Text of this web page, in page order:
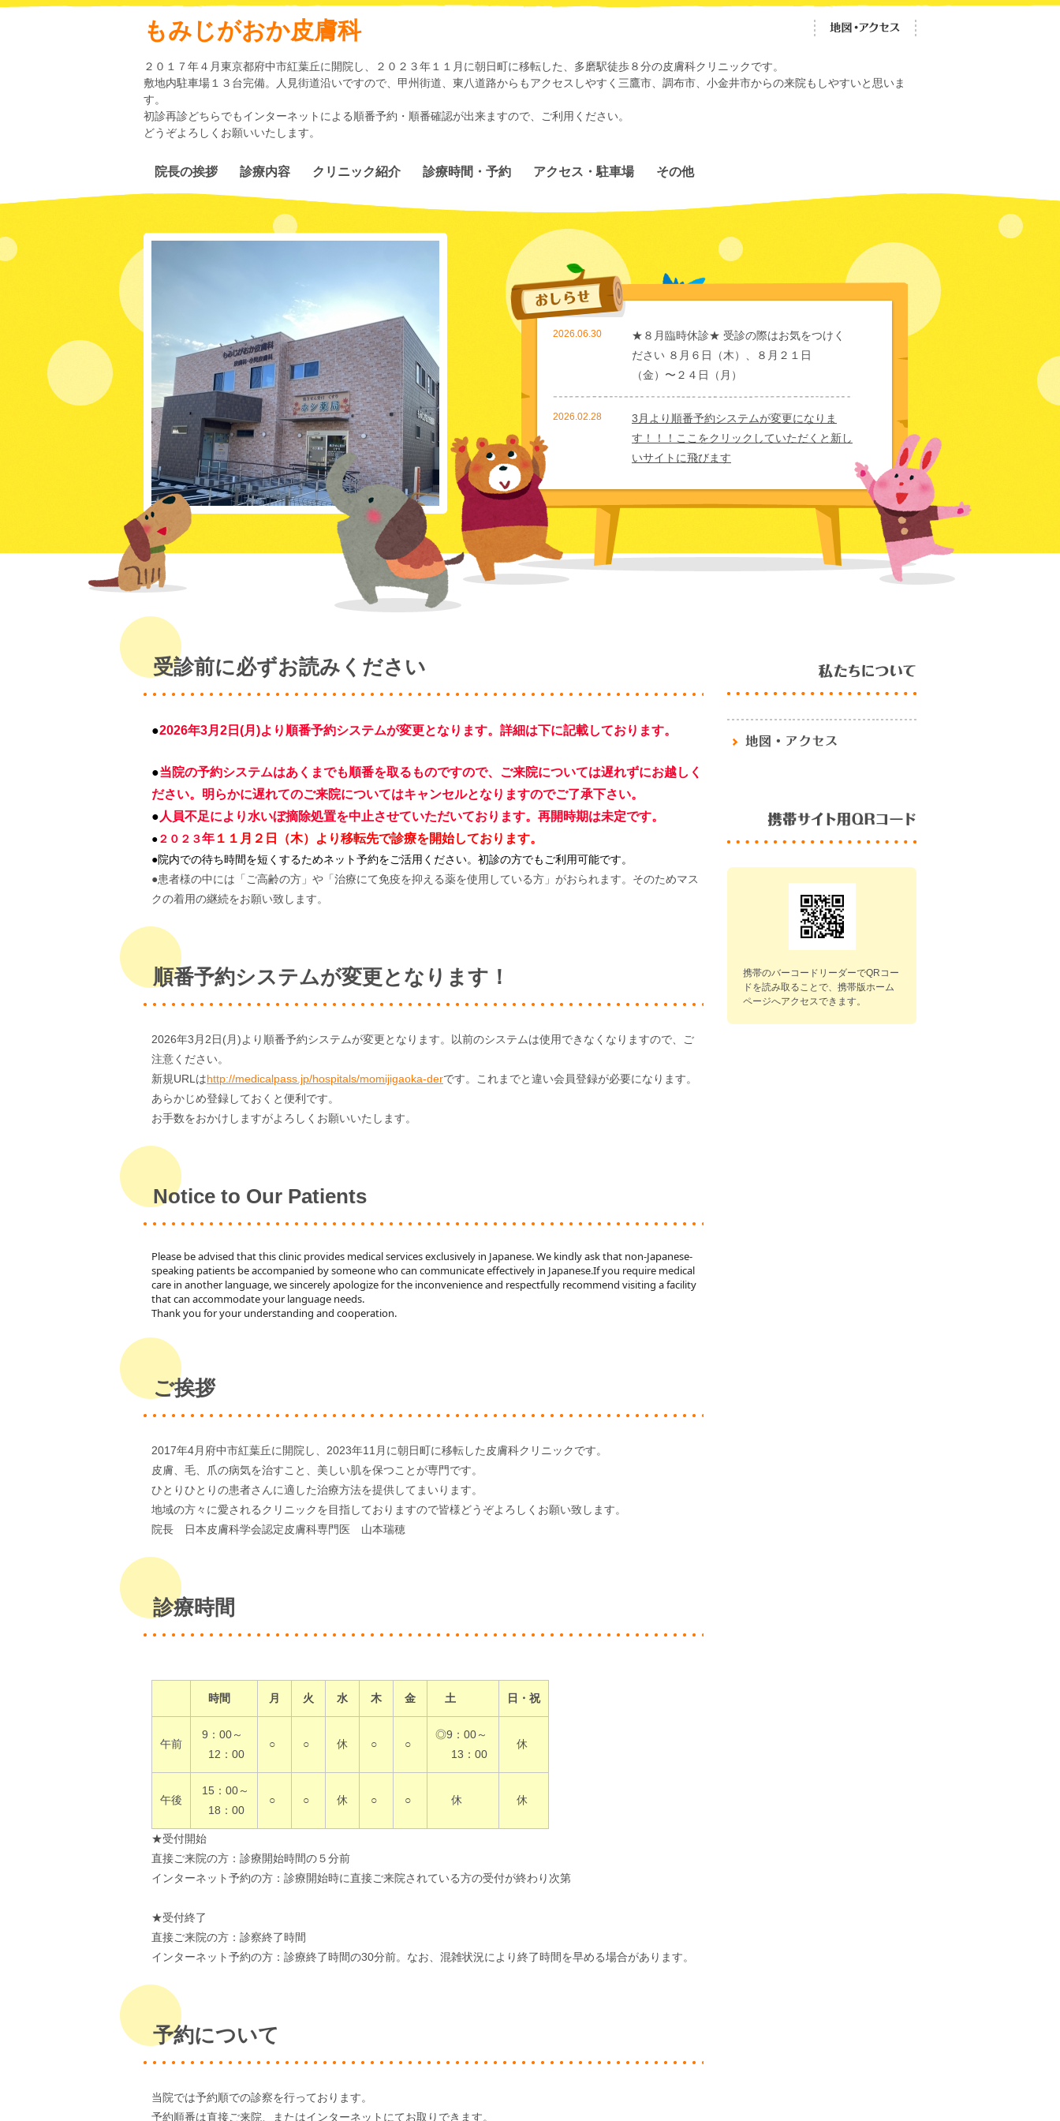
もみじがおか皮膚科
２０１７年４月東京都府中市紅葉丘に開院し、２０２３年１１月に朝日町に移転した、多磨駅徒歩８分の皮膚科クリニックです。
敷地内駐車場１３台完備。人見街道沿いですので、甲州街道、東八道路からもアクセスしやすく三鷹市、調布市、小金井市からの来院もしやすいと思いま
す。
初診再診どちらでもインターネットによる順番予約・順番確認が出来ますので、ご利用ください。
どうぞよろしくお願いいたします。
院長の挨拶 診療内容 クリニック紹介 診療時間・予約 アクセス・駐車場 その他
2026.06.30
★８月臨時休診★ 受診の際はお気をつけく
ださい ８月６日（木）、８月２１日
（金）〜２４日（月）
2026.02.28
3月より順番予約システムが変更になりま
す！！！ここをクリックしていただくと新し
いサイトに飛びます
院せず、電話にてお問い合わせください。
2025.12.02
2026年3月2日(月)より順番予約システムが
す。再開時期は未定です。
2025.07.15
当院の予約システムはあくまでも順番を取る
越しください。明らかに遅れてのご来院につ
いてはキャンセルとなりますのでご了承下さ
しても同様にキャンセルとなりますのでご了
承ください。
ザガーロの価格を１ヶ月分￥１００００円に
１１月２日（木）より移転先で診療を開始い
販売を10月24日を持ちまして終了させてい
い】を必ずお読みください
受診前に必ずお読みください
●2026年3月2日(月)より順番予約システムが変更となります。詳細は下に記載しております。
●当院の予約システムはあくまでも順番を取るものですので、ご来院については遅れずにお越しく
ださい。明らかに遅れてのご来院についてはキャンセルとなりますのでご了承下さい。
● 人員不足により水いぼ摘除処置を中止させていただいております。再開時期は未定です。
●２０２３年 １１月２日（木）より移転先で診療を開始しております。
●院内での待ち時間を短くするためネット予約をご活用ください。初診の方でもご利用可能です。
●患者様の中には「ご高齢の方」や「治療にて免疫を抑える薬を使用している方」がおられます。そのためマス
クの着用の継続をお願い致します。
順番予約システムが変更となります！
2026年3月2日(月)より順番予約システムが変更となります。以前のシステムは使用できなくなりますので、ご
注意ください。
新規URLはhttp://medicalpass.jp/hospitals/momijigaoka-derです。これまでと違い会員登録が必要になります。
あらかじめ登録しておくと便利です。
お手数をおかけしますがよろしくお願いいたします。
Notice to Our Patients
Please be advised that this clinic provides medical services exclusively in Japanese. We kindly ask that non-Japanese-
speaking patients be accompanied by someone who can communicate effectively in Japanese.If you require medical
care in another language, we sincerely apologize for the inconvenience and respectfully recommend visiting a facility
that can accommodate your language needs.
Thank you for your understanding and cooperation.
ご挨拶
2017年4月府中市紅葉丘に開院し、2023年11月に朝日町に移転した皮膚科クリニックです。
皮膚、毛、爪の病気を治すこと、美しい肌を保つことが専門です。
ひとりひとりの患者さんに適した治療方法を提供してまいります。
地域の方々に愛されるクリニックを目指しておりますので皆様どうぞよろしくお願い致します。
院長 日本皮膚科学会認定皮膚科専門医 山本瑞穂
診療時間
時間 月 火 水 木 金 土 日・祝
午前
9：00～
12：00
○ ○ 休 ○ ○
◎9：00～
13：00
休
午後
15：00～
18：00
○ ○ 休 ○ ○ 休 休
★受付開始
直接ご来院の方：診療開始時間の５分前
インターネット予約の方：診療開始時に直接ご来院されている方の受付が終わり次第
★受付終了
直接ご来院の方：診察終了時間
インターネット予約の方：診療終了時間の30分前。 なお、混雑状況により終了時間を早める場合があります。
予約について
当院では予約順での診察を行っております。
予約順番は直接ご来院、またはインターネットにてお取りできます。
携帯のバーコードリーダーでQRコー
ドを読み取ることで、携帯版ホーム
ページへアクセスできます。